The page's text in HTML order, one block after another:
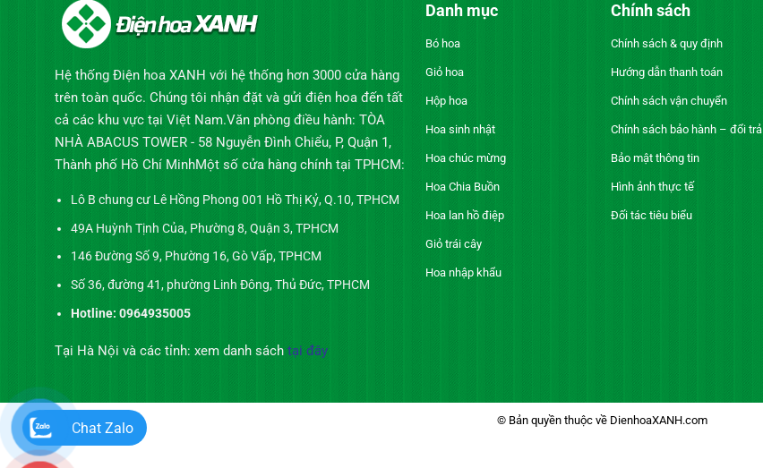
Hệ thống Điện hoa XANH với hệ thống hơn 3000 cửa hàng
trên toàn quốc. Chúng tôi nhận đặt và gửi điện hoa đến tất
cả các khu vực tại Việt Nam.Văn phòng điều hành: TÒA
NHÀ ABACUS TOWER - 58 Nguyễn Đình Chiểu, P, Quận 1,
Thành phố Hồ Chí MinhMột số cửa hàng chính tại TPHCM:
Lô B chung cư Lê Hồng Phong 001 Hồ Thị Kỷ, Q.10, TPHCM
49A Huỳnh Tịnh Của, Phường 8, Quận 3, TPHCM
146 Đường Số 9, Phường 16, Gò Vấp, TPHCM
Số 36, đường 41, phường Linh Đông, Thủ Đức, TPHCM
Hotline: 0964935005
Tại Hà Nội và các tỉnh: xem danh sách tại đây
Danh mục
Bó hoa
Giỏ hoa
Hộp hoa
Hoa sinh nhật
Hoa chúc mừng
Hoa Chia Buồn
Hoa lan hồ điệp
Giỏ trái cây
Hoa nhập khẩu
Chính sách
Chính sách & quy định
Hướng dẫn thanh toán
Chính sách vận chuyển
Chính sách bảo hành – đổi trả
Bảo mật thông tin
Hình ảnh thực tế
Đối tác tiêu biểu
© Bản quyền thuộc về DienhoaXANH.com
Chat Zalo